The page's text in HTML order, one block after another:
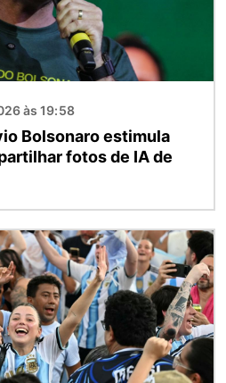
às 19:58
Bolsonaro estimula
fotos de IA de